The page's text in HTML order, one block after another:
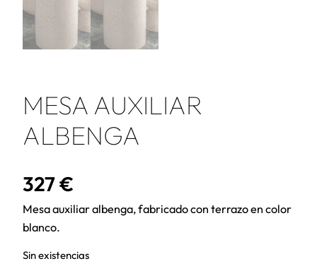
MESA AUXILIAR
ALBENGA
327€
Mesa auxiliar albenga, fabricado con terrazo en color
blanco.
Sin existencias